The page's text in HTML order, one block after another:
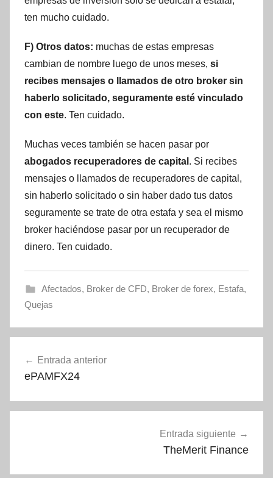
ten mucho cuidado.
F) Otros datos: muchas de estas empresas
cambian de nombre luego de unos meses, si
recibes mensajes o llamados de otro broker sin
haberlo solicitado, seguramente esté vinculado
con este. Ten cuidado.
Muchas veces también se hacen pasar por
abogados recuperadores de capital . Si recibes
mensajes o llamados de recuperadores de capital,
sin haberlo solicitado o sin haber dado tus datos
seguramente se trate de otra estafa y sea el mismo
broker haciéndose pasar por un recuperador de
dinero. Ten cuidado.
Afectados, Broker de CFD, Broker de forex, Estafa,
Quejas
de
Entrada anterior
ePAMFX24
Entrada siguiente
TheMerit Finance